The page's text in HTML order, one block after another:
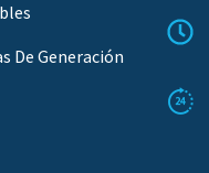
De Generación